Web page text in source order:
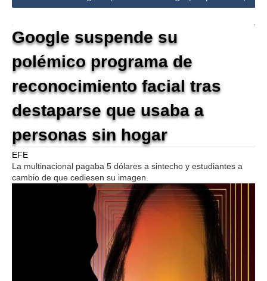
Google suspende su
polémico programa de
reconocimiento facial tras
destaparse que usaba a
personas sin hogar
EFE
La multinacional pagaba 5 dólares a sintecho y estudiantes a
cambio de que cediesen su imagen.